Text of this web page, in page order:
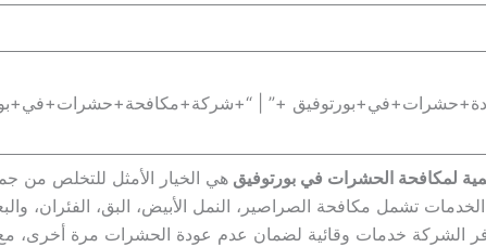
+” |
لمكافحة الحشرات في بورتوفيق هي الخيار الأمثل للتخلص من
تشمل مكافحة الصراصير، النمل الأبيض، البق، الفئران،
الشركة خدمات وقائية لضمان عدم عودة الحشرات مرة أخرى، مع